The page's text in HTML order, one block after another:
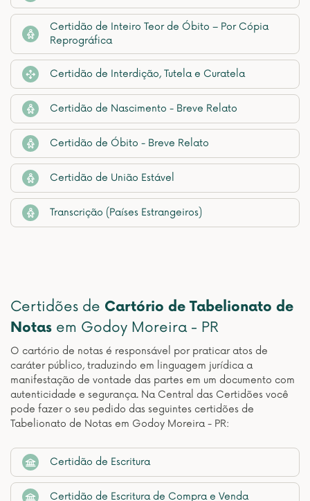
Certidão de Inteiro Teor de Óbito – Por Cópia
Reprográfica
Certidão de Interdição, Tutela e Curatela
Certidão de Nascimento - Breve Relato
Certidão de Óbito - Breve Relato
Certidão de União Estável
Transcrição (Países Estrangeiros)
Certidões de Cartório de Tabelionato de
Notas em Godoy Moreira - PR
O cartório de notas é responsável por praticar atos de
caráter público, traduzindo em linguagem jurídica a
manifestação de vontade das partes em um documento com
autenticidade e segurança. Na Central das Certidões você
pode fazer o seu pedido das seguintes certidões de
Tabelionato de Notas em Godoy Moreira - PR:
Certidão de Escritura
Certidão de Escritura de Compra e Venda